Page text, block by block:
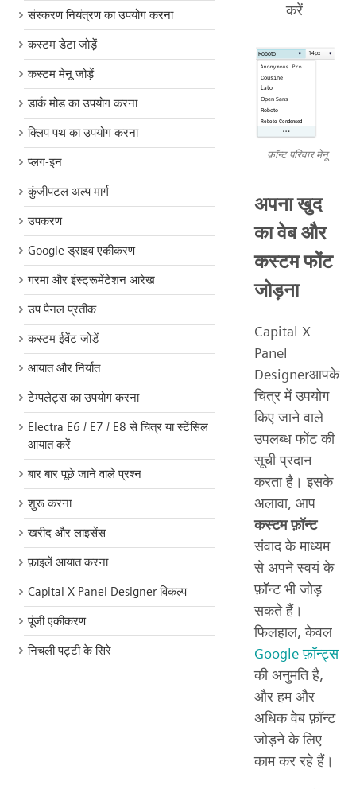
संस्करण नियंत्रण का उपयोग करना
कस्टम डेटा जोड़ें
कस्टम मेनू जोड़ें
डार्क मोड का उपयोग करना
क्लिप पथ का उपयोग करना
प्लग-इन
कुंजीपटल अल्प मार्ग
उपकरण
Google ड्राइव एकीकरण
गरमा और इंस्ट्रूमेंटेशन आरेख
उप पैनल प्रतीक
कस्टम ईवेंट जोड़ें
आयात और निर्यात
टेम्पलेट्स का उपयोग करना
Electra E6 / E7 / E8 से चित्र या स्टेंसिल
आयात करें
बार बार पूछे जाने वाले प्रश्न
शुरू करना
खरीद और लाइसेंस
फ़ाइलें आयात करना
Capital X Panel Designer विकल्प
पूंजी एकीकरण
निचली पट्टी के सिरे
करें
फ़ॉन्ट परिवार मेनू
अपना खुद
का वेब और
कस्टम फोंट
जोड़ना
Capital X
Panel
Designerआपके
चित्र में उपयोग
किए जाने वाले
उपलब्ध फोंट की
सूची प्रदान
करता है। इसके
अलावा, आप
कस्टम फ़ॉन्ट
संवाद के माध्यम
से अपने स्वयं के
फ़ॉन्ट भी जोड़
सकते हैं।
फिलहाल, केवल
Google फ़ॉन्ट्स
की अनुमति है,
और हम और
अधिक वेब फ़ॉन्ट
जोड़ने के लिए
काम कर रहे हैं।